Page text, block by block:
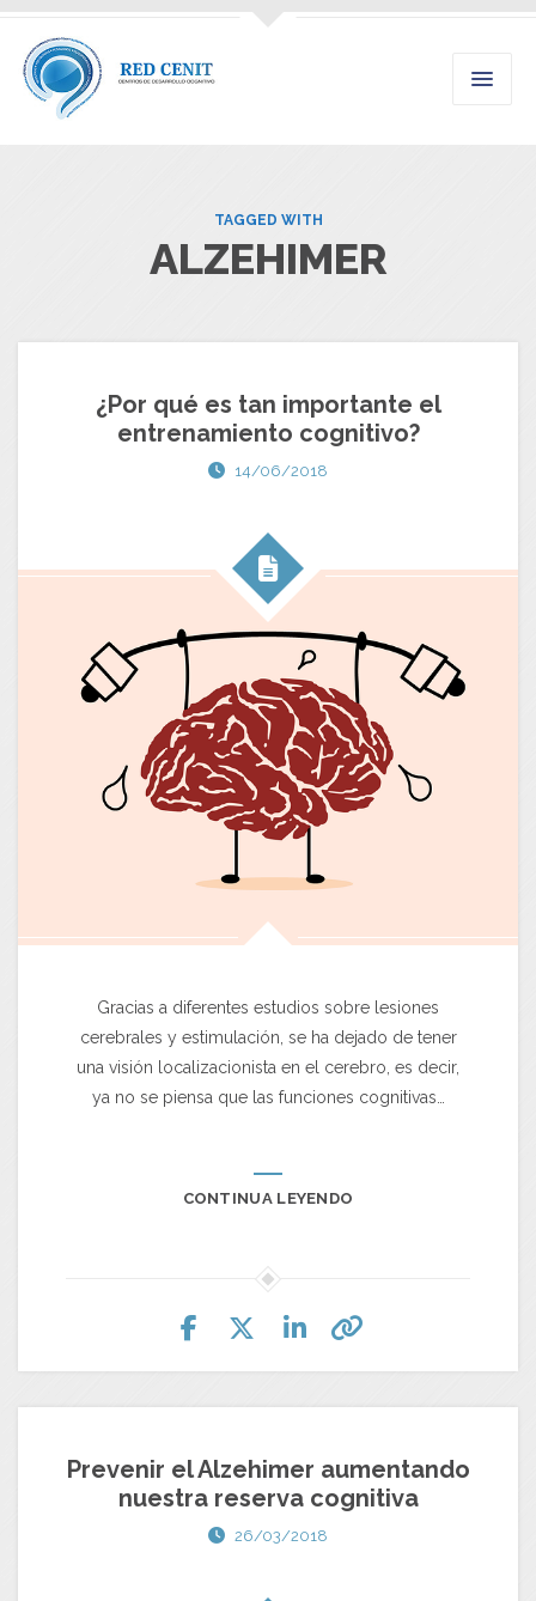
TAGGED WITH
ALZEHIMER
¿Por qué es tan importante el
entrenamiento cognitivo?
14/06/2018
Gracias a diferentes estudios sobre lesiones
cerebrales y estimulación, se ha dejado de tener
una visión localizacionista en el cerebro, es decir,
ya no se piensa que las funciones cognitivas…
CONTINUA LEYENDO
Prevenir el Alzehimer aumentando
nuestra reserva cognitiva
26/03/2018